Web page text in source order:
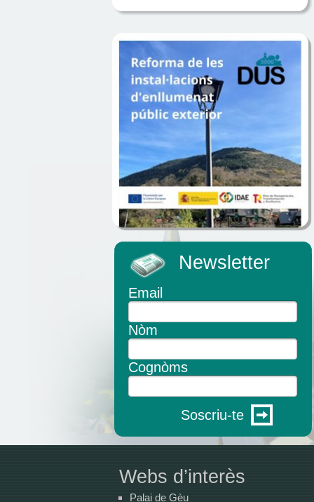
Newsletter
Email
Nòm
Cognòms
Soscriu-te
Webs d’interès
Palai de Gèu